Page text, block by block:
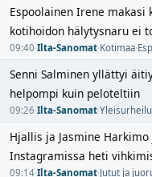
Espoolainen Irene
kotihoidon hälytysnaru ei
09:40·Ilta-Sanomat·Kotimaa·
Senni Salminen yllättyi
helpompi kuin peloteltiin
09:26·Ilta-Sanomat·Yleisurheilu
Hjallis ja Jasmine
Instagramissa heti
09:14·Ilta-Sanomat·Jutut ja